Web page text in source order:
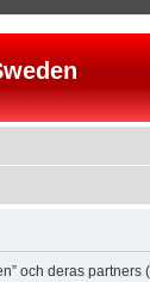
deras partners